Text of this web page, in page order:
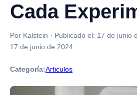
Cada
Por Kalstein · Publicado el: 17 de junio
17 de junio de 2024
Categoría:Articulos